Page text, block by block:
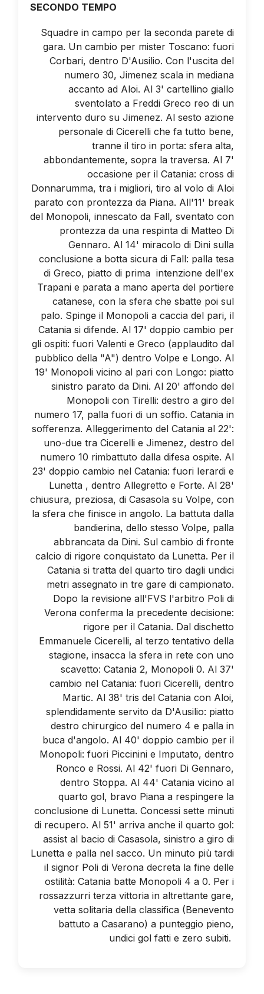
SECONDO TEMPO
Squadre in campo per la seconda parete di
gara. Un cambio per mister Toscano: fuori
Corbari, dentro D'Ausilio. Con l'uscita del
numero 30, Jimenez scala in mediana
accanto ad Aloi. Al 3' cartellino giallo
sventolato a Freddi Greco reo di un
intervento duro su Jimenez. Al sesto azione
personale di Cicerelli che fa tutto bene,
tranne il tiro in porta: sfera alta,
abbondantemente, sopra la traversa. Al 7'
occasione per il Catania: cross di
Donnarumma, tra i migliori, tiro al volo di Aloi
parato con prontezza da Piana. All'11' break
del Monopoli, innescato da Fall, sventato con
prontezza da una respinta di Matteo Di
Gennaro. Al 14' miracolo di Dini sulla
conclusione a botta sicura di Fall: palla tesa
di Greco, piatto di prima intenzione dell'ex
Trapani e parata a mano aperta del portiere
catanese, con la sfera che sbatte poi sul
palo. Spinge il Monopoli a caccia del pari, il
Catania si difende. Al 17' doppio cambio per
gli ospiti: fuori Valenti e Greco (applaudito dal
pubblico della "A") dentro Volpe e Longo. Al
19' Monopoli vicino al pari con Longo: piatto
sinistro parato da Dini. Al 20' affondo del
Monopoli con Tirelli: destro a giro del
numero 17, palla fuori di un soffio. Catania in
sofferenza. Alleggerimento del Catania al 22':
uno-due tra Cicerelli e Jimenez, destro del
numero 10 rimbattuto dalla difesa ospite. Al
23' doppio cambio nel Catania: fuori Ierardi e
Lunetta , dentro Allegretto e Forte. Al 28'
chiusura, preziosa, di Casasola su Volpe, con
la sfera che finisce in angolo. La battuta dalla
bandierina, dello stesso Volpe, palla
abbrancata da Dini. Sul cambio di fronte
calcio di rigore conquistato da Lunetta. Per il
Catania si tratta del quarto tiro dagli undici
metri assegnato in tre gare di campionato.
Dopo la revisione all'FVS l'arbitro Poli di
Verona conferma la precedente decisione:
rigore per il Catania. Dal dischetto
Emmanuele Cicerelli, al terzo tentativo della
stagione, insacca la sfera in rete con uno
scavetto: Catania 2, Monopoli 0. Al 37'
cambio nel Catania: fuori Cicerelli, dentro
Martic. Al 38' tris del Catania con Aloi,
splendidamente servito da D'Ausilio: piatto
destro chirurgico del numero 4 e palla in
buca d'angolo. Al 40' doppio cambio per il
Monopoli: fuori Piccinini e Imputato, dentro
Ronco e Rossi. Al 42' fuori Di Gennaro,
dentro Stoppa. Al 44' Catania vicino al
quarto gol, bravo Piana a respingere la
conclusione di Lunetta. Concessi sette minuti
di recupero. Al 51' arriva anche il quarto gol:
assist al bacio di Casasola, sinistro a giro di
Lunetta e palla nel sacco. Un minuto più tardi
il signor Poli di Verona decreta la fine delle
ostilità: Catania batte Monopoli 4 a 0. Per i
rossazzurri terza vittoria in altrettante gare,
vetta solitaria della classifica (Benevento
battuto a Casarano) a punteggio pieno,
undici gol fatti e zero subiti.